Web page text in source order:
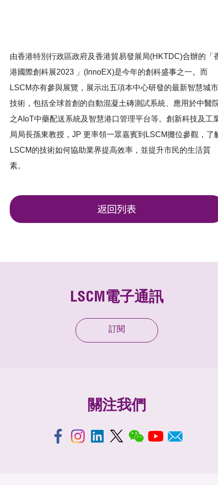
由香港特別行政區政府及香港貿易發展局(HKTDC)合辦的「
港國際創科展2023 」(InnoEX)是今年的創科盛事之一。而
LSCM亦有參與展覽，展示出五項本中心研發的最新智慧城市
技術，包括全球首創的自動混凝土磚測試系統、應用於中醫
之AIoT中藥配送系統及智慧港口管理平台等。創新科技及工
局局長孫東教授，JP 更率領一眾嘉賓到LSCM攤位參觀，了
LSCM的技術如何協助業界提高效率，並提升市民的生活質
素。
返回列表
LSCM電子通訊
訂閱
關注我們